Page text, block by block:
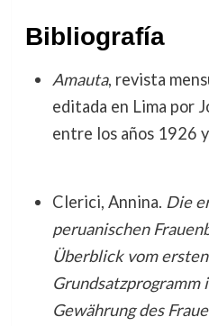
Bibliografía
Amauta, revista
editada en Lima por
entre los años 1926
Clerici, Annina. Die
peruanischen
Überblick vom
Grundsatzprogramm
Gewährung des